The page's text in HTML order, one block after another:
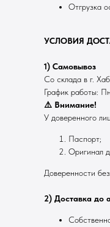
Отгрузка
УСЛОВИЯ
1) Самовывоз
Со склада в г.
График работы:
⚠️ Внимание!
У доверенного
Паспорт;
Оригинал
Доверенности
2) Доставка до